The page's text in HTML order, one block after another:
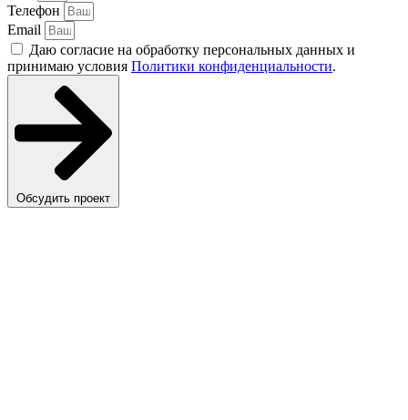
Телефон
Email
Даю согласие на обработку персональных данных и
принимаю условия Политики конфиденциальности.
Обсудить проект